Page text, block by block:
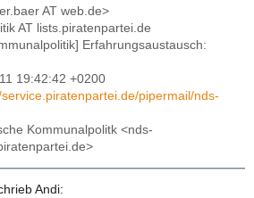
AT web.de>
AT lists.piratenpartei.de
Erfahrungsaustausch:
19:42:42 +0200
service.piratenpartei.de/pipermail/nds-
Kommunalpolitk <nds-
Andi: